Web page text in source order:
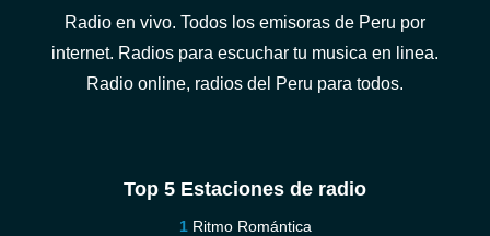
Radio en vivo. Todos los emisoras de Peru por
internet. Radios para escuchar tu musica en linea.
Radio online, radios del Peru para todos.
Top 5 Estaciones de radio
Ritmo Romántica